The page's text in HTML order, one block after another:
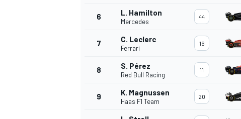
6 L. Hamilton
Mercedes
44
7 C. Leclerc
Ferrari
16
8 S. Pérez
Red Bull Racing
11
9 K. Magnussen
Haas F1 Team
20